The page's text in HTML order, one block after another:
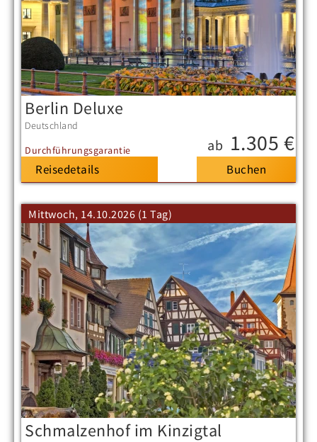
Berlin Deluxe
Deutschland
Durchführungsgarantie
ab 1.305 €
Reisedetails
Mittwoch, 14.10.2026 (1 Tag)
Schmalzenhof im Kinzigtal